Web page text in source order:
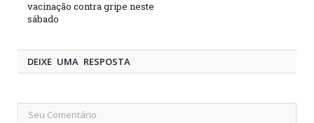
vacinação contra gripe neste
sábado
DEIXE UMA RESPOSTA